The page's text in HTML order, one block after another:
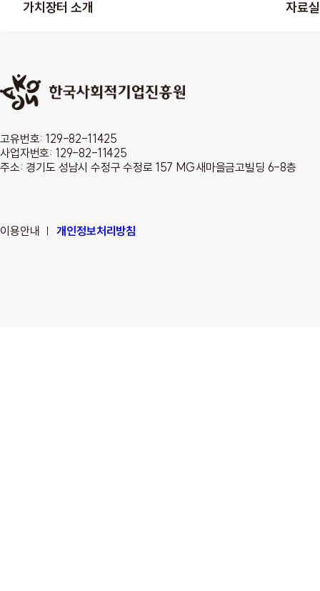
가치장터 소개 자료실
고유번호: 129-82-11425
사업자번호: 129-82-11425
주소: 경기도 성남시 수정구 수정로 157 MG새마을금고빌딩 6-8층
이용안내 개인정보처리방침